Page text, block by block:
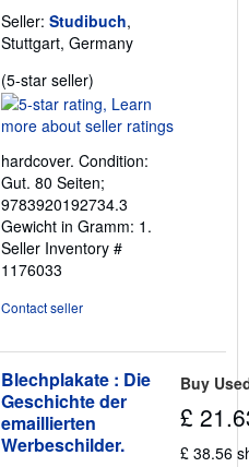
Seller: Studibuch,
Stuttgart, Germany
(5-star seller)
rating
5
of
5
stars
hardcover. Condition:
Gut. 80 Seiten;
9783920192734.3
Gewicht in Gramm: 1.
Seller Inventory #
1176033
Contact seller
Blechplakate : Die
Geschichte der
emaillierten
Werbeschilder.
Buy
£
£ 38.56